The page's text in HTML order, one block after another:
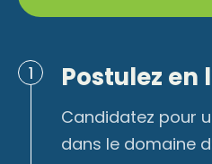
1 Postulez en
Candidatez pour
dans le domaine